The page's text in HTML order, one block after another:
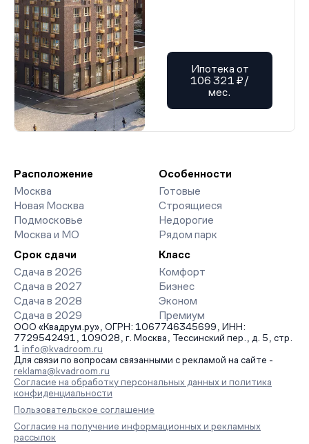
Ипотека от
106 321 ₽/
мес.
Расположение
Москва
Новая Москва
Подмосковье
Москва и МО
Особенности
Готовые
Строящиеся
Недорогие
Рядом парк
Срок сдачи
Сдача в 2026
Сдача в 2027
Сдача в 2028
Сдача в 2029
Класс
Комфорт
Бизнес
Эконом
Премиум
ООО «Квадрум.ру», ОГРН: 1067746345699, ИНН:
7729542491, 109028, г. Москва, Тессинский пер., д. 5, стр.
1 info@kvadroom.ru
Для связи по вопросам связанными с рекламой на сайте -
reklama@kvadroom.ru
Согласие на обработку персональных данных и политика
конфиденциальности
Пользовательское соглашение
Согласие на получение информационных и рекламных
рассылок